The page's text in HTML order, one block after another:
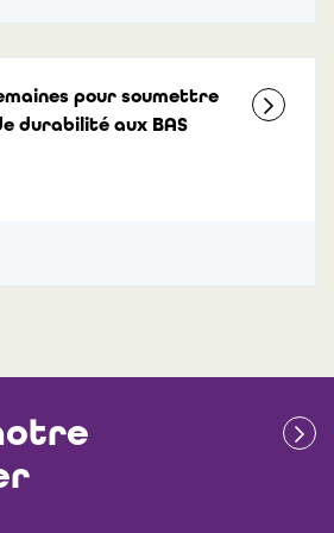
pour soumettre
durabilité aux BAS